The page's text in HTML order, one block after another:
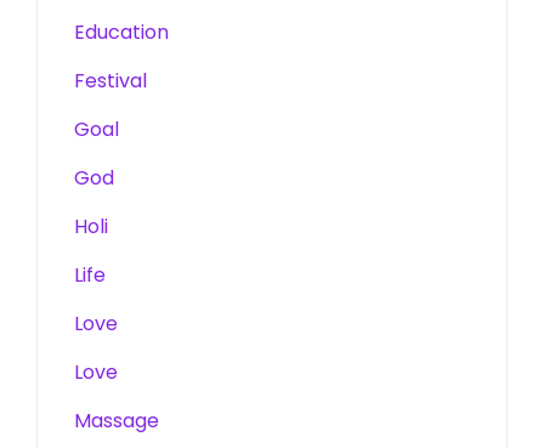
Education
Festival
Goal
God
Holi
Life
Love
Love
Massage